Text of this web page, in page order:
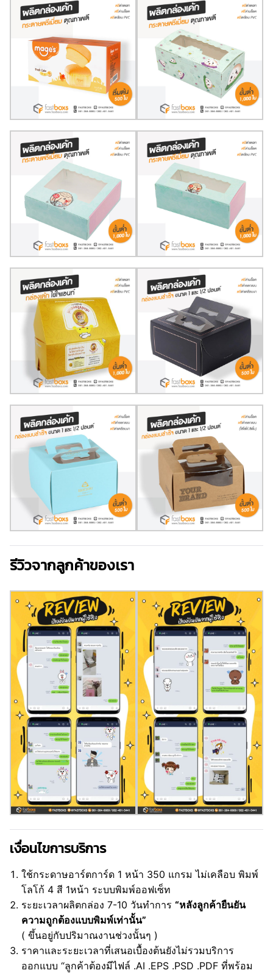
รีวิวจากลูกค้าของเรา
เงื่อนไขการบริการ
ใช้กระดาษอาร์ตการ์ด 1 หน้า 350 แกรม ไม่เคลือบ พิมพ์
โลโก้ 4 สี 1หน้า ระบบพิมพ์ออฟเซ็ท
ระยะเวลาผลิตกล่อง 7-10 วันทำการ“หลังลูกค้ายืนยัน
ความถูกต้องแบบพิมพ์เท่านั้น”
( ขึ้นอยู่กับปริมาณงานช่วงนั้นๆ )
ราคาและระยะเวลาที่เสนอเบื้องต้นยังไม่รวมบริการ
ออกแบบ “ลูกค้าต้องมีไฟล์ .AI .EPS .PSD .PDF ที่พร้อม